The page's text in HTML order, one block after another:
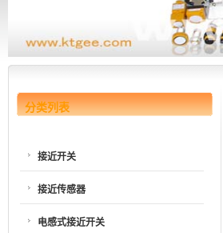
分类列表
接近开关
接近传感器
电感式接近开关